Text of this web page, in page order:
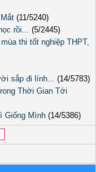
(11/5240)
rồi... (5/2445)
thi tốt nghiệp THPT,
sắp đi lính... (14/5783)
Thời Gian Tới
Giống Mình (14/5386)